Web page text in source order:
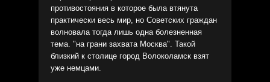
противостояния в которое была втянута
практически весь мир, но Советских граждан
волновала тогда лишь одна болезненная
тема. "на грани захвата Москва". Такой
близкий к столице город Волоколамск взят
уже немцами.